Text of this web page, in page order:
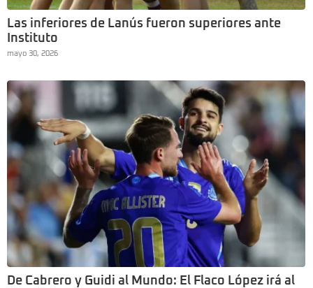
Las inferiores de Lanús fueron superiores ante
Instituto
mayo 30, 2026
De Cabrero y Guidi al Mundo: El Flaco López irá al